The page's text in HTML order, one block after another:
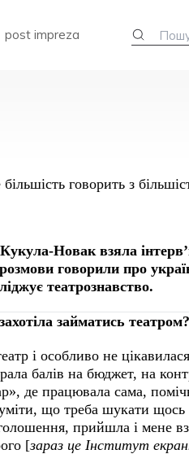
post impreza
Новак взяла
говорили про
театрознавство.
займатись театром?
і особливо не
балів на бюджет, на
де працювала сама,
що треба шукати щось
прийшла і мене
[зараз це Інститут